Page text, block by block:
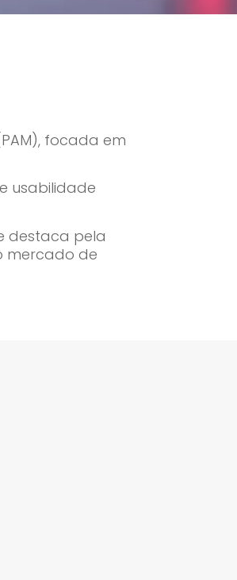
focada em
usabilidade
destaca pela
mercado de